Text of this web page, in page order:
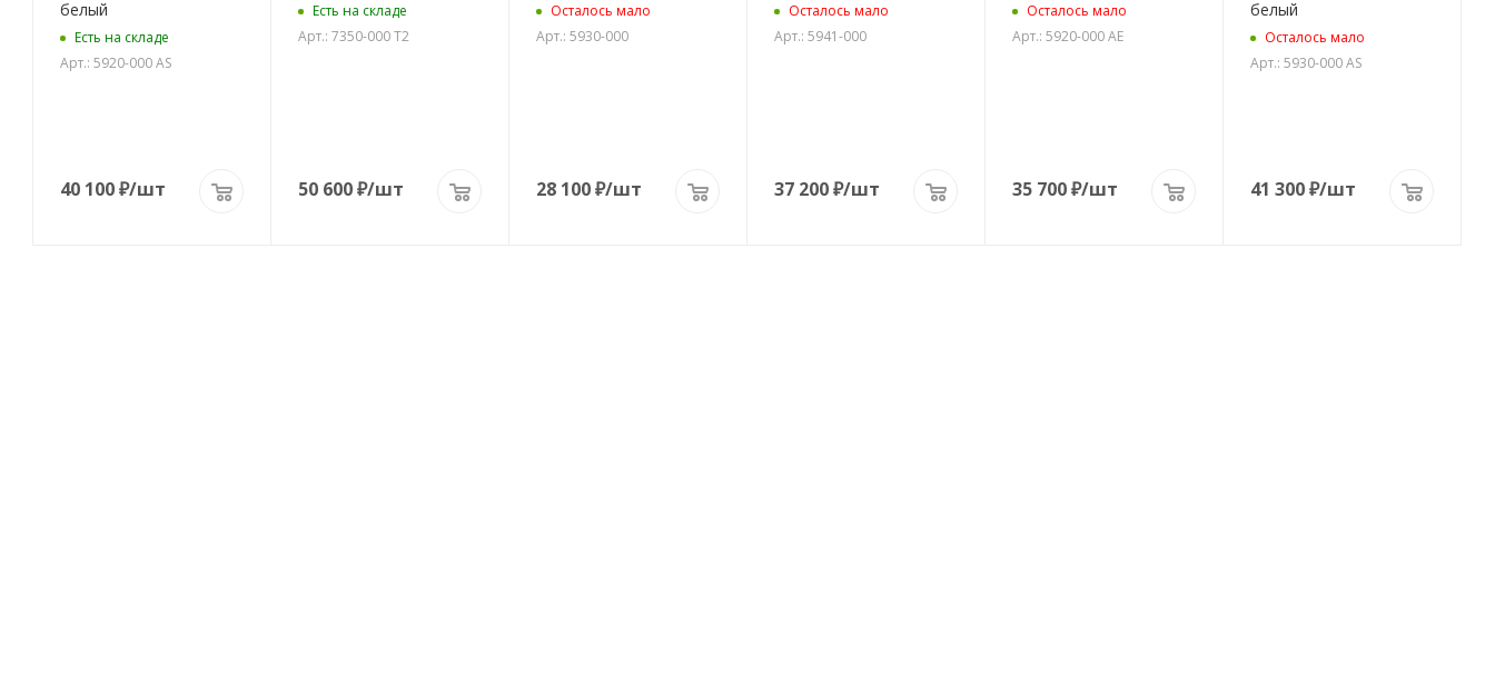
белый
Есть на складе
Арт.: 5920-000 AS
40 100₽/шт
Есть на складе
Арт.: 7350-000 T2
50 600₽/шт
Осталось мало
Арт.: 5930-000
28 100₽/шт
Осталось мало
Арт.: 5941-000
37 200₽/шт
Осталось мало
Арт.: 5920-000 AE
35 700₽/шт
белый
Осталось мало
Арт.: 5930-000 AS
41 300₽/шт